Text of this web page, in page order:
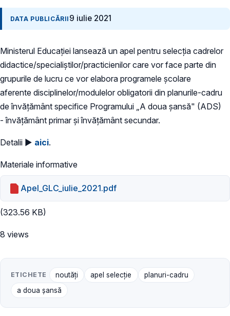
DATA PUBLICĂRII 9 iulie 2021
Ministerul Educaţiei lansează un apel pentru selecţia cadrelor
didactice/specialiștilor/practicienilor care vor face parte din
grupurile de lucru ce vor elabora programele şcolare
aferente disciplinelor/modulelor obligatorii din planurile-cadru
de învăţământ specifice Programului „A doua șansă" (ADS)
- învăţământ primar și învăţământ secundar.
Detalii ► aici.
Materiale informative
Apel_GLC_iulie_2021.pdf
(323.56 KB)
8 views
ETICHETE noutăți apel selecție
planuri-cadru
a doua șansă